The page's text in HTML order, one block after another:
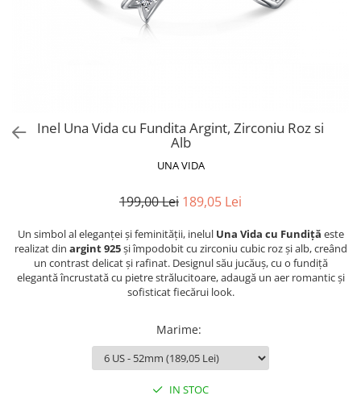
Inel Una Vida cu Fundita Argint, Zirconiu Roz si
Alb
UNA VIDA
199,00 Lei 189,05 Lei
Un simbol al eleganței și feminității, inelul Una Vida cu Fundiță este
realizat din argint 925și împodobit cu zirconiu cubic roz și alb, creând
un contrast delicat și rafinat. Designul său jucăuș, cu o fundiță
elegantă încrustată cu pietre strălucitoare, adaugă un aer romantic și
sofisticat fiecărui look.
Marime:
IN STOC